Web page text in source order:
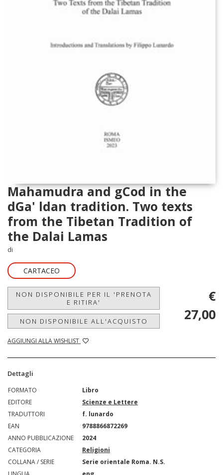
Mahamudra and gCod in the
dGa' ldan tradition. Two texts
from the Tibetan Tradition of
the Dalai Lamas
di
CARTACEO
NON DISPONIBILE PER IL 'PRENOTA
E RITIRA'
NON DISPONIBILE ALL'ACQUISTO
AGGIUNGI ALLA WISHLIST
€
27,00
Dettagli
FORMATO
Libro
EDITORE
Scienze e Lettere
TRADUTTORI
f. lunardo
EAN
9788866872269
ANNO PUBBLICAZIONE
2024
CATEGORIA
Religioni
COLLANA / SERIE
Serie orientale Roma. N.S.